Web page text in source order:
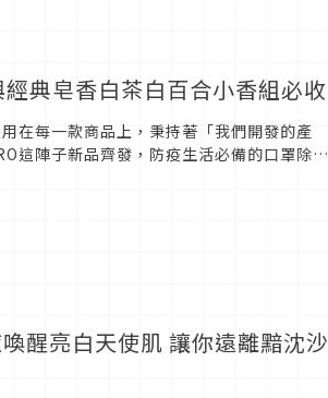
典皂香白茶白百合小香組必收
在每一款商品上，秉持著「我們開發的產
這陣子新品齊發，防疫生活必備的口罩除菌
醒亮白天使肌 讓你遠離黯沈沙